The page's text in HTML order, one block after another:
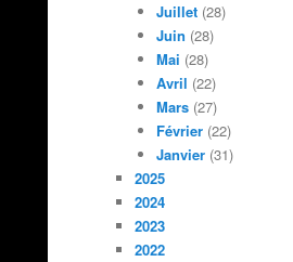
Juillet (28)
Juin (28)
Mai (28)
Avril (22)
Mars (27)
Février (22)
Janvier (31)
2025
2024
2023
2022